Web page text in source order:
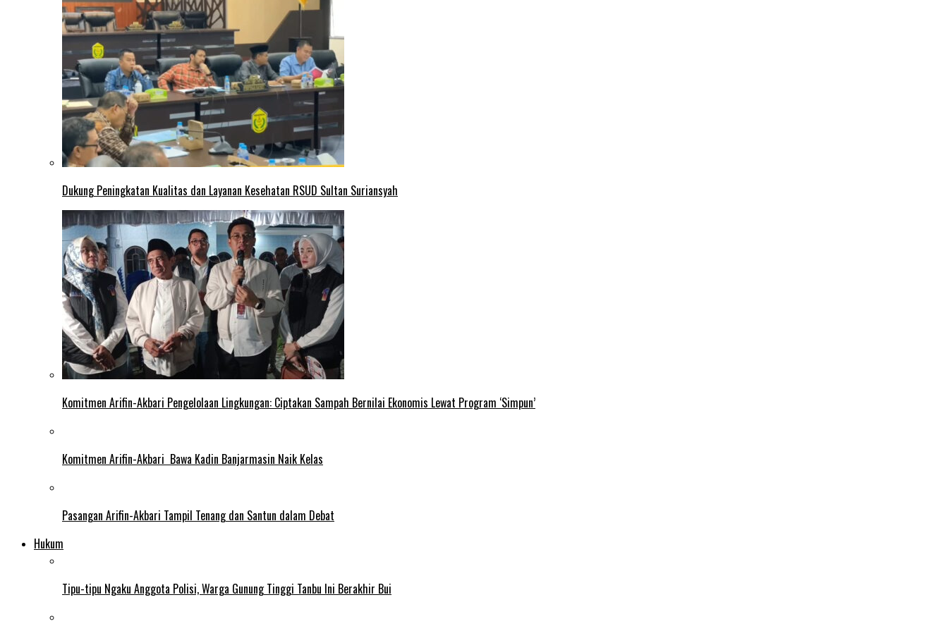
Dukung Peningkatan Kualitas dan Layanan Kesehatan RSUD Sultan Suriansyah
Komitmen Arifin-Akbari Pengelolaan Lingkungan: Ciptakan Sampah Bernilai Ekonomis Lewat Program ‘Simpun’
Komitmen Arifin-Akbari Bawa Kadin Banjarmasin Naik Kelas
Pasangan Arifin-Akbari Tampil Tenang dan Santun dalam Debat
Hukum
Tipu-tipu Ngaku Anggota Polisi, Warga Gunung Tinggi Tanbu Ini Berakhir Bui